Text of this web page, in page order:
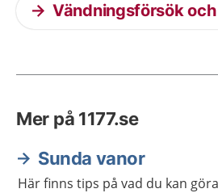
Vändningsförsök
Mer på 1177.se
Sunda vanor
Här finns tips på vad du kan